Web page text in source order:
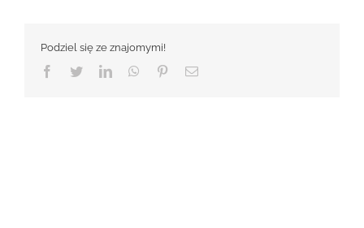
Podziel się ze znajomymi!
Facebook
TwitterLinkedInWhatsApp
PinterestEmail